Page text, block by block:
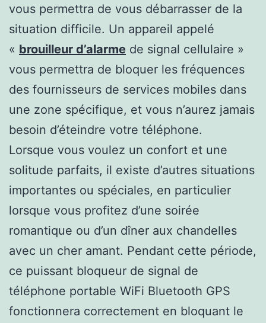
vous permettra de vous débarrasser de la
situation difficile. Un appareil appelé
« brouilleur d’alarme de signal cellulaire »
vous permettra de bloquer les fréquences
des fournisseurs de services mobiles dans
une zone spécifique, et vous n’aurez jamais
besoin d’éteindre votre téléphone.
Lorsque vous voulez un confort et une
solitude parfaits, il existe d’autres situations
importantes ou spéciales, en particulier
lorsque vous profitez d’une soirée
romantique ou d’un dîner aux chandelles
avec un cher amant. Pendant cette période,
ce puissant bloqueur de signal de
téléphone portable WiFi Bluetooth GPS
fonctionnera correctement en bloquant le